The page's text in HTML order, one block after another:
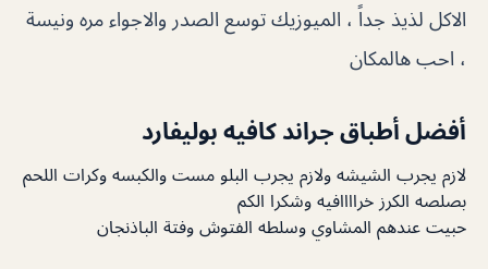
الاكل لذيذ جداً ، الميوزيك توسع الصدر والاجواء مره ونيسة
، احب هالمكان
أفضل أطباق جراند كافيه بوليفارد
لازم يجرب الشيشه ولازم يجرب البلو مست والكبسه وكرات اللحم
بصلصه الكرز خراااافيه وشكرا الكم
حبيت عندهم المشاوي وسلطه الفتوش وفتة الباذنجان